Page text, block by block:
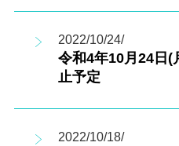
2022/10/24/
令和4年10月24日(
止予定
2022/10/18/